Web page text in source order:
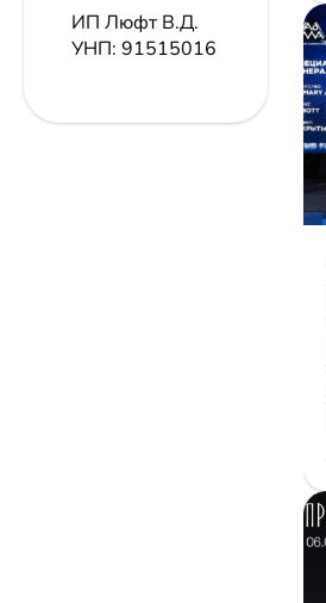
ИП Люфт В.Д.
УНП: 91515016